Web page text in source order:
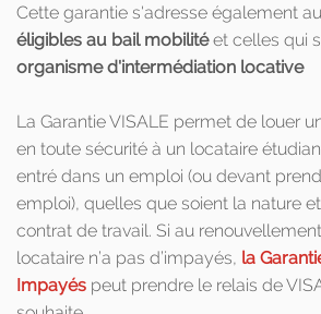
Cette garantie s'adresse également
éligibles au bail mobilitéet celles qui
organisme d'intermédiation locative
La Garantie VISALE permet de louer
en toute sécurité à un locataire
entré dans un emploi (ou devant
emploi), quelles que soient la nature
contrat de travail. Si au
locataire n’a pas d’impayés, la
Impayés peut prendre le relais de